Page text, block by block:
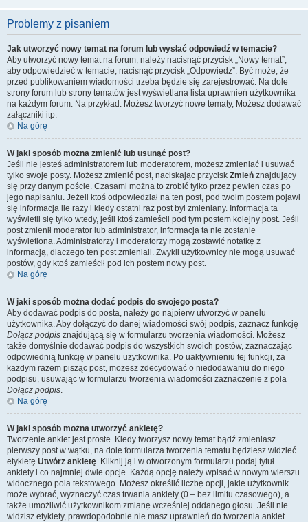
Problemy z pisaniem
Jak utworzyć nowy temat na forum lub wysłać odpowiedź w temacie?
Aby utworzyć nowy temat na forum, należy nacisnąć przycisk „Nowy temat”,
aby odpowiedzieć w temacie, nacisnąć przycisk „Odpowiedz”. Być może, że
przed publikowaniem wiadomości trzeba będzie się zarejestrować. Na dole
strony forum lub strony tematów jest wyświetlana lista uprawnień użytkownika
na każdym forum. Na przykład: Możesz tworzyć nowe tematy, Możesz dodawać
załączniki itp.
Na górę
W jaki sposób można zmienić lub usunąć post?
Jeśli nie jesteś administratorem lub moderatorem, możesz zmieniać i usuwać
tylko swoje posty. Możesz zmienić post, naciskając przycisk Zmień znajdujący
się przy danym poście. Czasami można to zrobić tylko przez pewien czas po
jego napisaniu. Jeżeli ktoś odpowiedział na ten post, pod twoim postem pojawi
się informacja ile razy i kiedy ostatni raz post był zmieniany. Informacja ta
wyświetli się tylko wtedy, jeśli ktoś zamieścił pod tym postem kolejny post. Jeśli
post zmienił moderator lub administrator, informacja ta nie zostanie
wyświetlona. Administratorzy i moderatorzy mogą zostawić notatkę z
informacją, dlaczego ten post zmieniali. Zwykli użytkownicy nie mogą usuwać
postów, gdy ktoś zamieścił pod ich postem nowy post.
Na górę
W jaki sposób można dodać podpis do swojego posta?
Aby dodawać podpis do posta, należy go najpierw utworzyć w panelu
użytkownika. Aby dołączyć do danej wiadomości swój podpis, zaznacz funkcję
Dołącz podpis znajdującą się w formularzu tworzenia wiadomości. Możesz
także domyślnie dodawać podpis do wszystkich swoich postów, zaznaczając
odpowiednią funkcję w panelu użytkownika. Po uaktywnieniu tej funkcji, za
każdym razem pisząc post, możesz zdecydować o niedodawaniu do niego
podpisu, usuwając w formularzu tworzenia wiadomości zaznaczenie z pola
Dołącz podpis.
Na górę
W jaki sposób można utworzyć ankietę?
Tworzenie ankiet jest proste. Kiedy tworzysz nowy temat bądź zmieniasz
pierwszy post w wątku, na dole formularza tworzenia tematu będziesz widzieć
etykietę Utwórz ankietę. Kliknij ją i w otworzonym formularzu podaj tytuł
ankiety i co najmniej dwie opcje. Każdą opcję należy wpisać w nowym wierszu
widocznego pola tekstowego. Możesz określić liczbę opcji, jakie użytkownik
może wybrać, wyznaczyć czas trwania ankiety (0 – bez limitu czasowego), a
także umożliwić użytkownikom zmianę wcześniej oddanego głosu. Jeśli nie
widzisz etykiety, prawdopodobnie nie masz uprawnień do tworzenia ankiet.